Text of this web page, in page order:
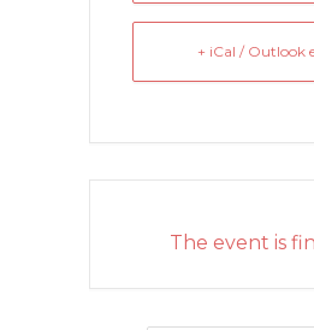
+ iCal / Outlook
The event is